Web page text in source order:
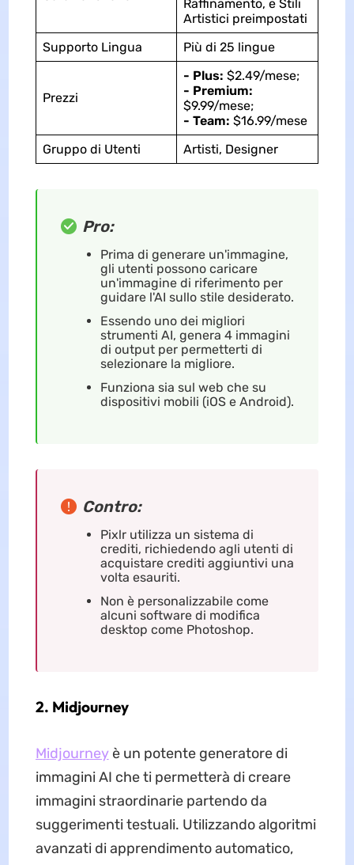
Raffinamento, e Stili
Artistici preimpostati
Supporto Lingua
Più di 25 lingue
Prezzi
- Plus: $2.49/mese;
- Premium:
$9.99/mese;
- Team: $16.99/mese
Gruppo di Utenti
Artisti, Designer
Pro:
Prima di generare un'immagine,
gli utenti possono caricare
un'immagine di riferimento per
guidare l'AI sullo stile desiderato.
Essendo uno dei migliori
strumenti AI, genera 4 immagini
di output per permetterti di
selezionare la migliore.
Funziona sia sul web che su
dispositivi mobili (iOS e Android).
Contro:
Pixlr utilizza un sistema di
crediti, richiedendo agli utenti di
acquistare crediti aggiuntivi una
volta esauriti.
Non è personalizzabile come
alcuni software di modifica
desktop come Photoshop.
2. Midjourney
Midjourneyè un potente generatore di
immagini AI che ti permetterà di creare
immagini straordinarie partendo da
suggerimenti testuali. Utilizzando algoritmi
avanzati di apprendimento automatico,